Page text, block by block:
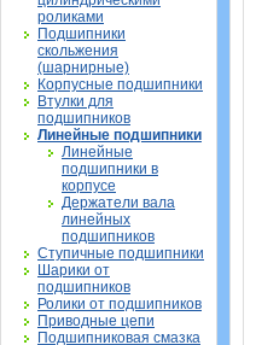
роликами
Подшипники
скольжения
(шарнирные)
Корпусные подшипники
Втулки для
подшипников
Линейные подшипники
Линейные
подшипники в
корпусе
Держатели вала
линейных
подшипников
Ступичные подшипники
Шарики от
подшипников
Ролики от подшипников
Приводные цепи
Подшипниковая смазка